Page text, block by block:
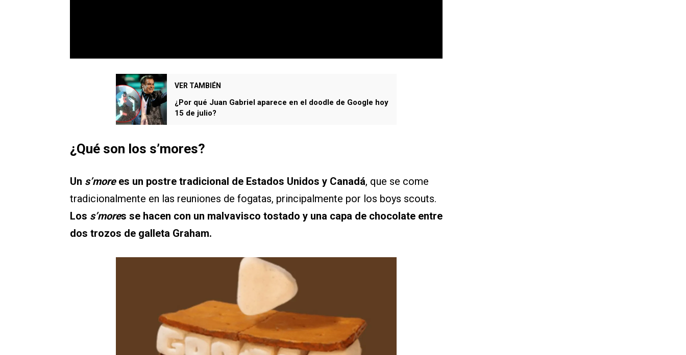
VER TAMBIÉN
¿Por qué Juan Gabriel aparece en el doodle de Google hoy
15 de julio?
¿Qué son los s’mores?
Un s’morees un postre tradicional de Estados Unidos y Canadá, que se come
tradicionalmente en las reuniones de fogatas, principalmente por los boys scouts.
Los s’mores se hacen con un malvavisco tostado y una capa de chocolate entre
dos trozos de galleta Graham.